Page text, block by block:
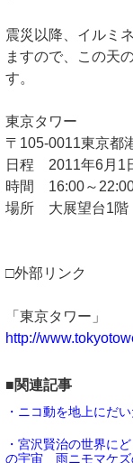
震災以降、イルミ
ますので、この天
す。
東京タワー
〒105‐0011東京都
日程 2011年6月1
時間 16:00～
場所 大展望台1階
□外部リンク
「東京タワー」
http://
■関連記事
・ニコ動を地上にだ
・宮沢賢治の世界に
の宇宙 雨ニモマケズ